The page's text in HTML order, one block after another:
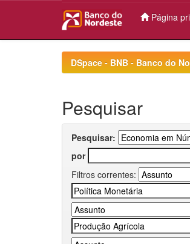
Página
DSpace - BNB - Banco do
Pesquisar
Pesquisar:
por
Filtros correntes: